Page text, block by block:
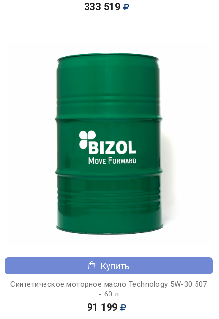
333 519
Купить
Синтетическое моторное масло Technology 5W-30 507
- 60 л
91 199